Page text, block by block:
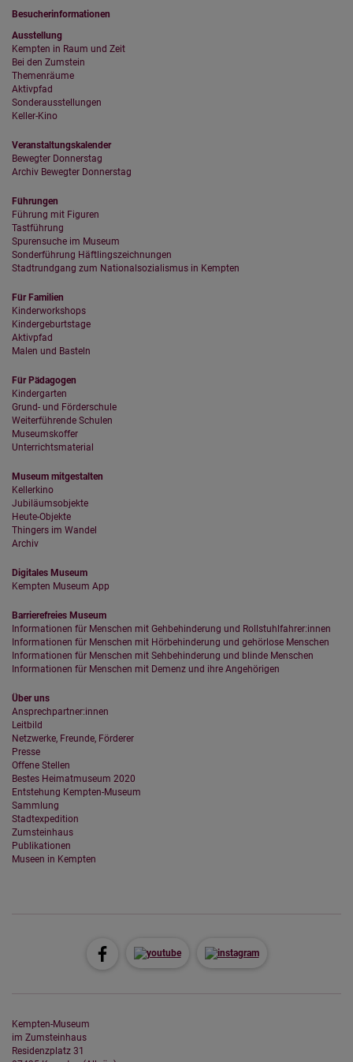
Besucherinformationen
Ausstellung
Kempten in Raum und Zeit
Bei den Zumstein
Themenräume
Aktivpfad
Sonderausstellungen
Keller-Kino
Veranstaltungskalender
Bewegter Donnerstag
Archiv Bewegter Donnerstag
Führungen
Führung mit Figuren
Tastführung
Spurensuche im Museum
Sonderführung Häftlingszeichnungen
Stadtrundgang zum Nationalsozialismus in Kempten
Für Familien
Kinderworkshops
Kindergeburtstage
Aktivpfad
Malen und Basteln
Für Pädagogen
Kindergarten
Grund- und Förderschule
Weiterführende Schulen
Museumskoffer
Unterrichtsmaterial
Museum mitgestalten
Kellerkino
Jubiläumsobjekte
Heute-Objekte
Thingers im Wandel
Archiv
Digitales Museum
Kempten Museum App
Barrierefreies Museum
Informationen für Menschen mit Gehbehinderung und Rollstuhlfahrer:innen
Informationen für Menschen mit Hörbehinderung und gehörlose Menschen
Informationen für Menschen mit Sehbehinderung und blinde Menschen
Informationen für Menschen mit Demenz und ihre Angehörigen
Über uns
Ansprechpartner:innen
Leitbild
Netzwerke, Freunde, Förderer
Presse
Offene Stellen
Bestes Heimatmuseum 2020
Entstehung Kempten-Museum
Sammlung
Stadtexpedition
Zumsteinhaus
Publikationen
Museen in Kempten
Kempten-Museum
im Zumsteinhaus
Residenzplatz 31